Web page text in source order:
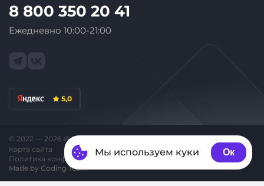
Мы используем куки Ок
8 800 350 20 41
Ежедневно 10:00-21:00
5,0
© 2022 — 2026 Интернет-магазин «ID Store»
Карта сайта
Политика конфиденциальности
Made by Coding Team